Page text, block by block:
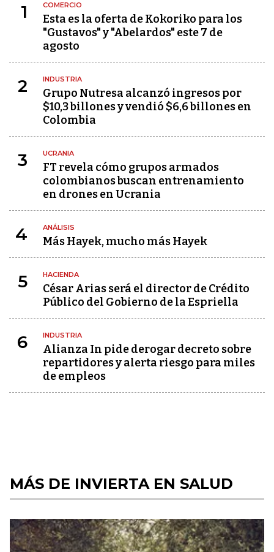
1 COMERCIO
Esta es la oferta de Kokoriko para los
"Gustavos" y "Abelardos" este 7 de
agosto
2 INDUSTRIA
Grupo Nutresa alcanzó ingresos por
$10,3 billones y vendió $6,6 billones en
Colombia
3 UCRANIA
FT revela cómo grupos armados
colombianos buscan entrenamiento
en drones en Ucrania
4 ANÁLISIS
Más Hayek, mucho más Hayek
5 HACIENDA
César Arias será el director de Crédito
Público del Gobierno de la Espriella
6 INDUSTRIA
Alianza In pide derogar decreto sobre
repartidores y alerta riesgo para miles
de empleos
MÁS DE INVIERTA EN SALUD